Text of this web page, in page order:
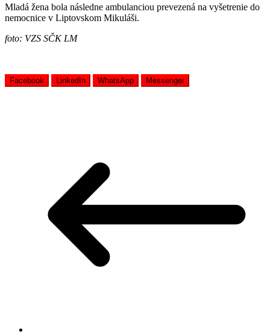
Mladá žena bola následne ambulanciou prevezená na vyšetrenie do
nemocnice v Liptovskom Mikuláši.
foto: VZS SČK LM
Facebook LinkedIn WhatsApp Messenger